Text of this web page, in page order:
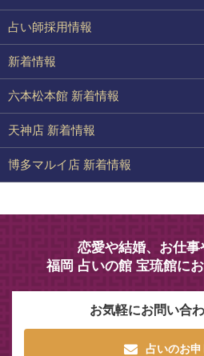
占い師採用情報
新着情報
六本松本館 新着情報
天神店 新着情報
博多マルイ店 新着情報
恋愛や結婚、お仕事
福岡 占いの館 宝琉館に
お気軽にお問い合
占いのお申